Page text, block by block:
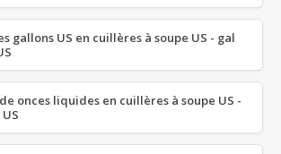
gallons US en cuillères à soupe US - gal
onces liquides en cuillères à soupe US -